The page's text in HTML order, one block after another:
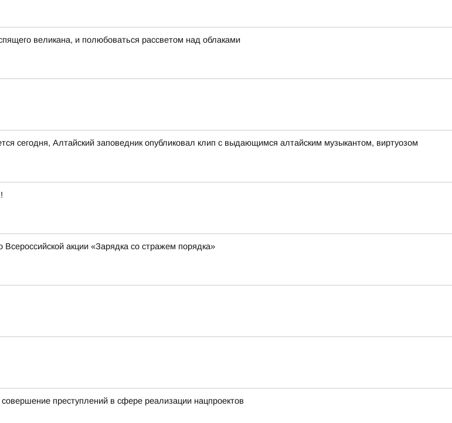
великана, и полюбоваться рассветом над облаками
сегодня, Алтайский заповедник опубликовал клип с выдающимся алтайским музыкантом, виртуозом
акции «Зарядка со стражем порядка»
преступлений в сфере реализации нацпроектов